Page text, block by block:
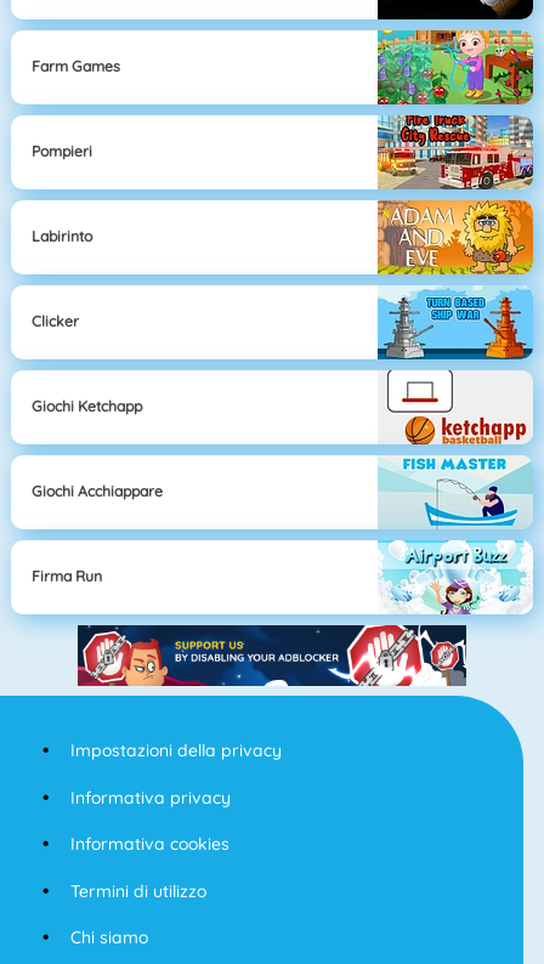
Farm Games
Pompieri
Labirinto
Clicker
Giochi Ketchapp
Giochi Acchiappare
Firma Run
Impostazioni della privacy
Informativa privacy
Informativa cookies
Termini di utilizzo
Chi siamo